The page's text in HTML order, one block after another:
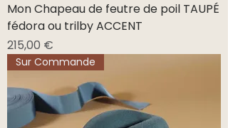
Mon Chapeau de feutre de poil TAUPÉ
fédora ou trilby ACCENT
Prix
215,00 €
Sur Commande